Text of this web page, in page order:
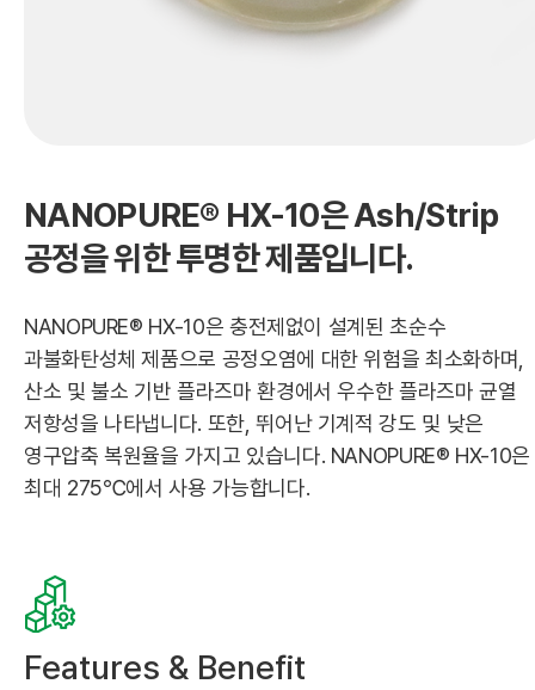
NANOPURE® HX-10은 Ash/Strip
공정을 위한 투명한 제품입니다.
NANOPURE® HX-10은 충전제없이 설계된 초순수
과불화탄성체 제품으로 공정오염에 대한 위험을 최소화하며,
산소 및 불소 기반 플라즈마 환경에서 우수한 플라즈마 균열
저항성을 나타냅니다. 또한, 뛰어난 기계적 강도 및 낮은
영구압축 복원율을 가지고 있습니다. NANOPURE® HX-10은
최대 275℃에서 사용 가능합니다.
Features & Benefit